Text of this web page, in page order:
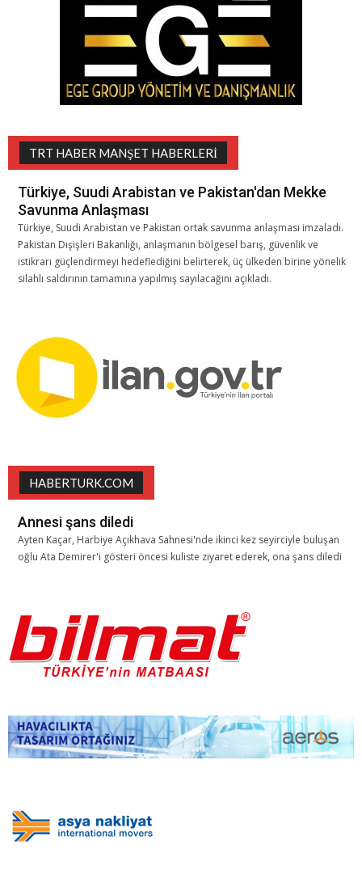
TRT HABER MANŞET HABERLERI
Türkiye, Suudi Arabistan ve Pakistan'dan Mekke
Savunma Anlaşması
Türkiye, Suudi Arabistan ve Pakistan ortak savunma anlaşması imzaladı.
Pakistan Dışişleri Bakanlığı, anlaşmanın bölgesel barış, güvenlik ve
istikrarı güçlendirmeyi hedeflediğini belirterek, üç ülkeden birine yönelik
silahlı saldırının tamamına yapılmış sayılacağını açıkladı.
HABERTURK.COM
Annesi şans diledi
Ayten Kaçar, Harbiye Açıkhava Sahnesi'nde ikinci kez seyirciyle buluşan
oğlu Ata Demirer'i gösteri öncesi kuliste ziyaret ederek, ona şans diledi